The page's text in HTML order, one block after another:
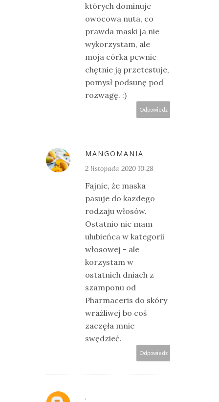
których dominuje
owocowa nuta, co
prawda maski ja nie
wykorzystam, ale
moja córka pewnie
chętnie ją przetestuje,
pomysł podsunę pod
rozwagę. :)
Odpowiedz
MANGOMANIA
2 listopada 2020 10:28
Fajnie, że maska
pasuje do kazdego
rodzaju włosów.
Ostatnio nie mam
ulubieńca w kategorii
włosowej - ale
korzystam w
ostatnich dniach z
szamponu od
Pharmaceris do skóry
wrażliwej bo coś
zaczęła mnie
swędzieć.
Odpowiedz
.